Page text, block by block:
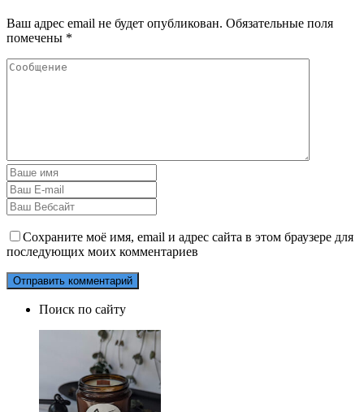
Ваш адрес email не будет опубликован. Обязательные поля
помечены *
Сохраните моё имя, email и адрес сайта в этом браузере для
последующих моих комментариев
Поиск по сайту